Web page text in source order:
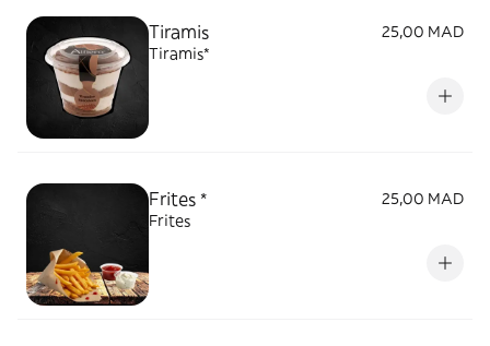
Tiramis
25,00 MAD
Tiramis*
Frites *
25,00 MAD
Frites